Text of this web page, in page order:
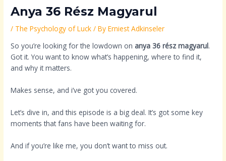
Anya 36 Rész Magyarul
/ The Psychology of Luck / ByErniest Adkinseler
So you’re looking for the lowdown on anya 36 rész magyarul.
Got it. You want to know what’s happening, where to find it,
and why it matters.
Makes sense, and i’ve got you covered.
Let’s dive in, and this episode is a big deal. It’s got some key
moments that fans have been waiting for.
And if you’re like me, you don’t want to miss out.